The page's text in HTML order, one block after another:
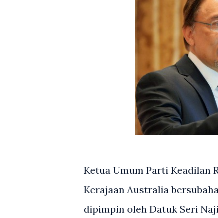
Ketua Umum Parti Keadilan
Kerajaan Australia
dipimpin oleh Datuk Seri